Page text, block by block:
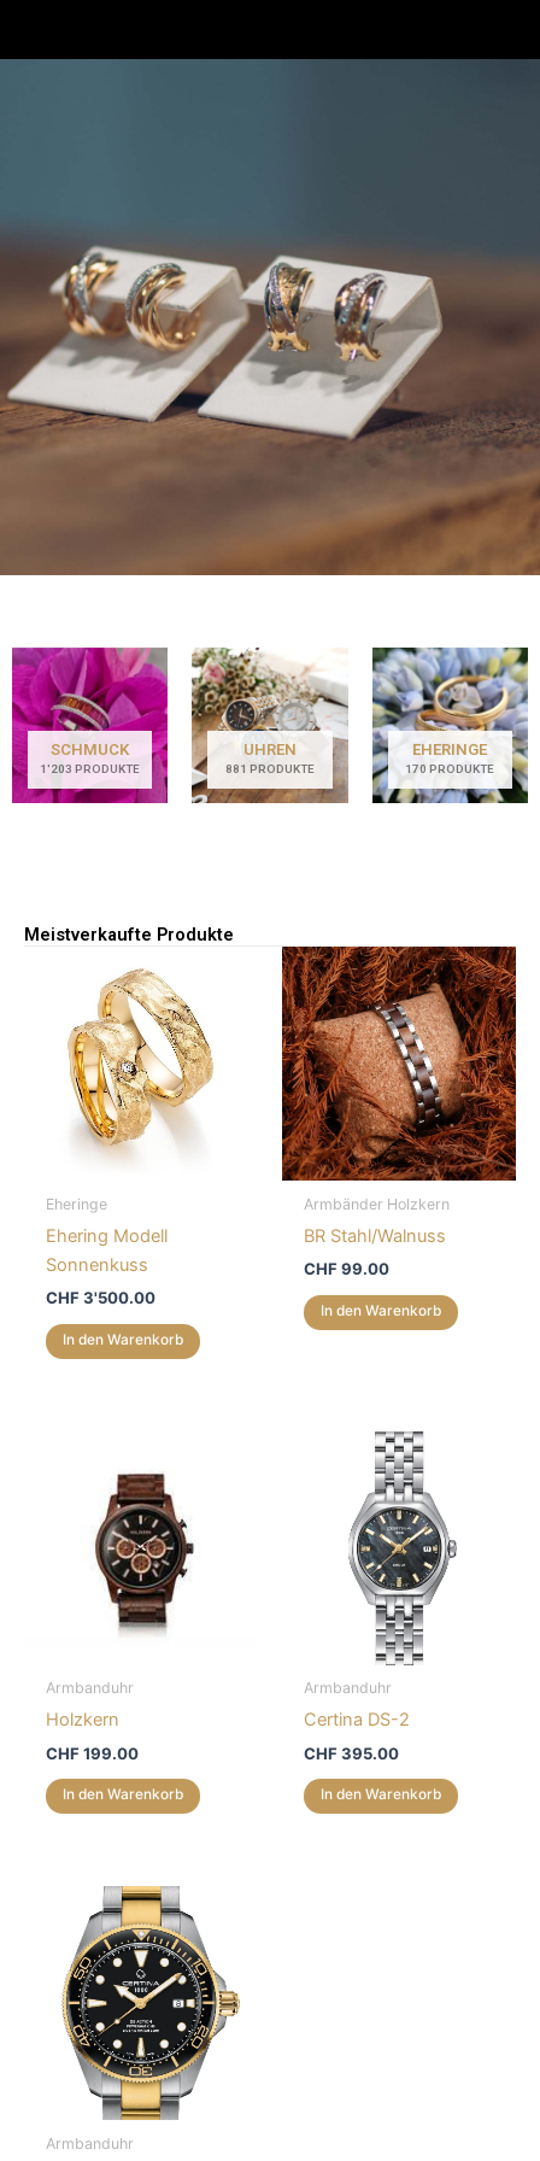
Online-Shop
Entdecken Sie unsere neusten Produkte
Produkte ansehen
SCHMUCK
1'203 PRODUKTE
UHREN
881 PRODUKTE
EHERINGE
170 PRODUKTE
Meistverkaufte Produkte
Eheringe
Ehering Modell
Sonnenkuss
CHF3'500.00
In den Warenkorb
Armbänder Holzkern
BR Stahl/Walnuss
CHF99.00
In den Warenkorb
Armbanduhr
Holzkern
CHF199.00
In den Warenkorb
Armbanduhr
Certina DS-2
CHF395.00
In den Warenkorb
Armbanduhr